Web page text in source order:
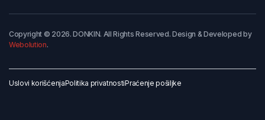
Copyright © 2026. DONKIN. All Rights Reserved. Design & Developed by
Webolution.
Uslovi korišćenjaPolitika privatnostiPraćenje pošiljke